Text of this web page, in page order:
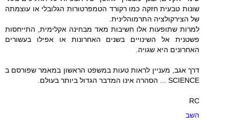
שונות טבעית חזקה כמו רקורד הטמפרטורות הגלובלי או עוצמתה
של הצירקולציה התרמוהלינית.
למרות שתופעות אלו חשיבות מאד מבחינה אקלימית, התייחסות
פשטנית אל השינויים בשנים האחרונות או אפילו בעשורים
האחרונים היא שגויה.
דרך אגב, מעניין לראות טעות במשפט הראשון במאמר שפורסם ב
SCIENCE ... הסהרה אינו המדבר הגדול ביותר בעולם.
RC
השב